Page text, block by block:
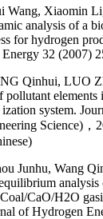
Wang, Xiaomin
analysis of a
for hydrogen
32 (2007)
Qinhui, LUO
pollutant elements
system.
Science)，
Junhu, Wang
CaO/H2O
of Hydrogen